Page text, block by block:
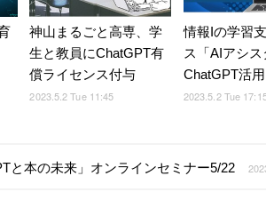
神山まるごと高専、学
生と教員にChatGPT有
償ライセンス付与
2023.5.2 Tue 11:45
情報Iの学習
ス「AIアシス
ChatGPT活用
2023.5.2 Tue
と本の未来」オンラインセミナー5/22